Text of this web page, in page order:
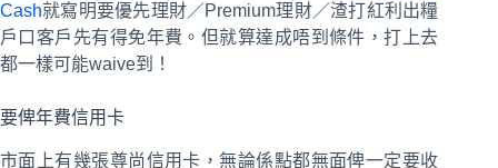
Cash就寫明要優先理財／Premium理財／渣打紅利出糧
戶口客戶先有得免年費。但就算達成唔到條件，打上去
都一樣可能waive到！
要俾年費信用卡
市面上有幾張尊尚信用卡，無論係點都無面俾一定要收